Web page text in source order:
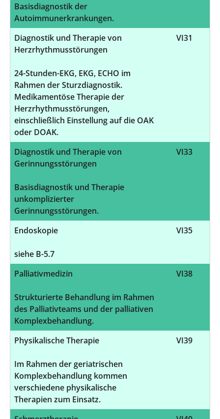
Basisdiagnostik der
Autoimmunerkrankungen.
Diagnostik und Therapie von
Herzrhythmusstörungen
24-Stunden-EKG, EKG, ECHO im
Rahmen der Sturzdiagnostik.
Medikamentöse Therapie der
Herzrhythmusstörungen,
einschließlich Einstellung auf die OAK
oder DOAK.
VI31
Diagnostik und Therapie von
Gerinnungsstörungen
Basisdiagnostik und Therapie
unkomplizierter
Gerinnungsstörungen.
VI33
Endoskopie
siehe B-5.7
VI35
Palliativmedizin
Strukturierte Behandlung im Rahmen
des Palliativteams und der palliativen
Komplexbehandlung.
VI38
Physikalische Therapie
Im Rahmen der geriatrischen
Komplexbehandlung kommen
verschiedene physikalische
Therapien zum Einsatz.
VI39